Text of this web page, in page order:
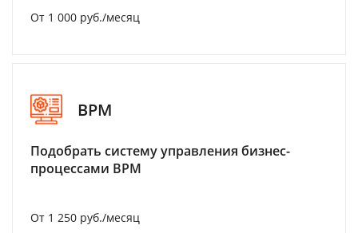
От 1 000 руб./месяц
BPM
Подобрать систему управления бизнес-
процессами BPM
От 1 250 руб./месяц